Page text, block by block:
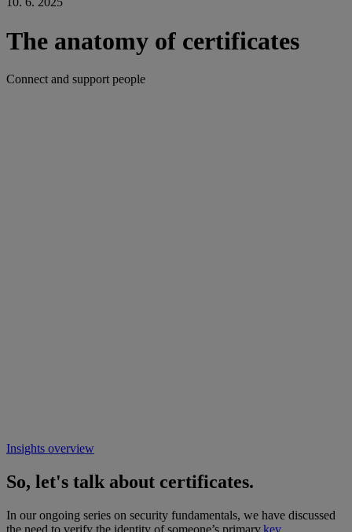
The anatomy of certificates
Connect and support people
Insights overview
So, let's talk about certificates.
In our ongoing series on security fundamentals, we have discussed
the need to verify the identity of someone’s primarykey.